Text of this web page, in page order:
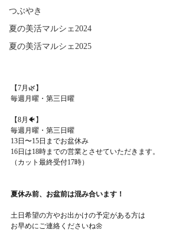
つぶやき
夏の美活マルシェ2024
夏の美活マルシェ2025
【7月🌿】
毎週月曜・第三日曜
【8月🐠】
毎週月曜・第三日曜
13日〜15日までお盆休み
16日は18時までの営業とさせていただきます。
（カット最終受付17時）
夏休み前、お盆前は混み合います！
土日希望の方やお出かけの予定がある方は
お早めにご連絡くださいね🌼